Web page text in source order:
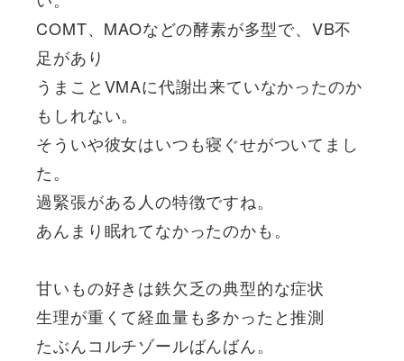
COMT、MAOなどの酵素が多型で、VB不
足があり
うまことVMAに代謝出来ていなかったのか
もしれない。
そういや彼女はいつも寝ぐせがついてまし
た。
過緊張がある人の特徴ですね。
あんまり眠れてなかったのかも。
甘いもの好きは鉄欠乏の典型的な症状
生理が重くて経血量も多かったと推測
たぶんコルチゾールばんばん。